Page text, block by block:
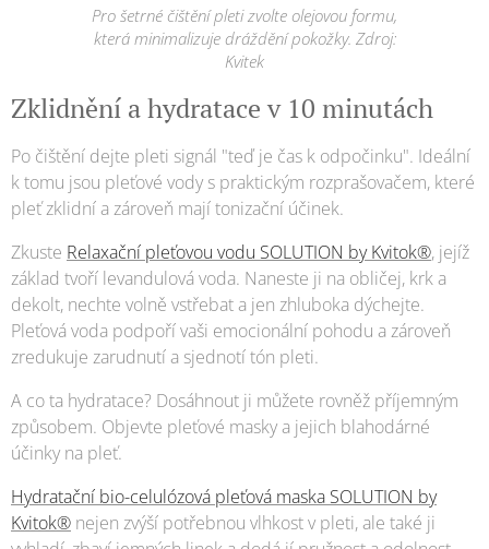
Pro šetrné čištění pleti zvolte olejovou formu,
která minimalizuje dráždění pokožky. Zdroj:
Kvitek
Zklidnění a hydratace v 10 minutách
Po čištění dejte pleti signál "teď je čas k odpočinku". Ideální
k tomu jsou pleťové vody s praktickým rozprašovačem, které
pleť zklidní a zároveň mají tonizační účinek.
Zkuste Relaxační pleťovou vodu SOLUTION by Kvitok®, jejíž
základ tvoří levandulová voda. Naneste ji na obličej, krk a
dekolt, nechte volně vstřebat a jen zhluboka dýchejte.
Pleťová voda podpoří vaši emocionální pohodu a zároveň
zredukuje zarudnutí a sjednotí tón pleti.
A co ta hydratace? Dosáhnout ji můžete rovněž příjemným
způsobem. Objevte pleťové masky a jejich blahodárné
účinky na pleť.
Hydratační bio-celulózová pleťová maska SOLUTION by
Kvitok® nejen zvýší potřebnou vlhkost v pleti, ale také ji